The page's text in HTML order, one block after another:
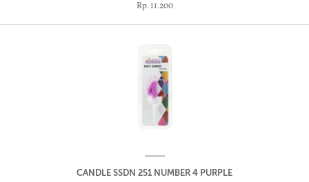
Rp. 11.200
CANDLE SSDN 251 NUMBER 4 PURPLE